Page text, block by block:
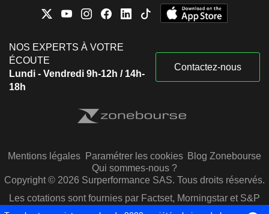
NOS EXPERTS À VOTRE
ÉCOUTE
Lundi - Vendredi 9h-12h / 14h-
18h
Contactez-nous
Mentions légales Paramétrer les cookies Blog Zonebourse
Qui sommes-nous ?
Copyright © 2026 Surperformance SAS. Tous droits réservés.
Les cotations sont fournies par Factset, Morningstar et S&P
Capital IQ